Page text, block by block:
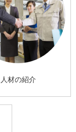
人材の紹介